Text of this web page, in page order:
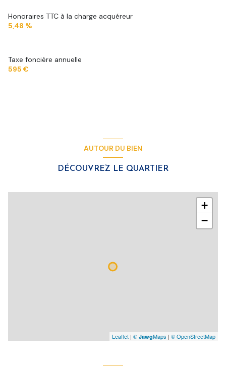
Honoraires TTC à la charge acquéreur
5,48 %
Taxe foncière annuelle
595 €
AUTOUR DU BIEN
DÉCOUVREZ LE QUARTIER
+
−
Leaflet | © JawgMaps | © OpenStreetMap